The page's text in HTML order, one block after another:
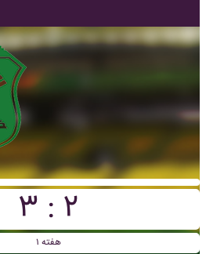
۳ : ۲
هفته ۱